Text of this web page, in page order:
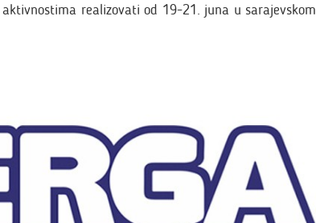
realizovati od 19-21. juna u sarajevskom